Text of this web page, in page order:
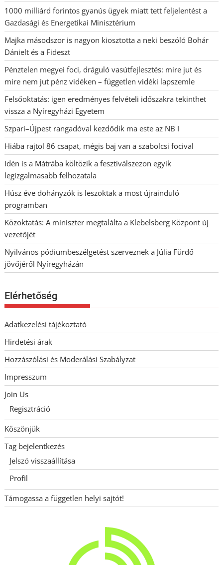
1000 milliárd forintos gyanús ügyek miatt tett feljelentést a
Gazdasági és Energetikai Minisztérium
Majka másodszor is nagyon kiosztotta a neki beszóló Bohár
Dánielt és a Fideszt
Pénztelen megyei foci, dráguló vasútfejlesztés: mire jut és
mire nem jut pénz vidéken – független vidéki lapszemle
Felsőoktatás: igen eredményes felvételi időszakra tekinthet
vissza a Nyíregyházi Egyetem
Szpari–Újpest rangadóval kezdődik ma este az NB I
Hiába rajtol 86 csapat, mégis baj van a szabolcsi focival
Idén is a Mátrába költözik a fesztiválszezon egyik
legizgalmasabb felhozatala
Húsz éve dohányzók is leszoktak a most újrainduló
programban
Közoktatás: A miniszter megtalálta a Klebelsberg Központ új
vezetőjét
Nyilvános pódiumbeszélgetést szerveznek a Júlia Fürdő
jövőjéről Nyíregyházán
Elérhetőség
Adatkezelési tájékoztató
Hirdetési árak
Hozzászólási és Moderálási Szabályzat
Impresszum
Join Us
Regisztráció
Köszönjük
Tag bejelentkezés
Jelszó visszaállítása
Profil
Támogassa a független helyi sajtót!